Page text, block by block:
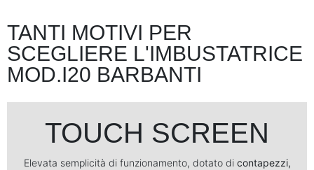
TANTI MOTIVI PER
SCEGLIERE L'IMBUSTATRICE
MOD.I20 BARBANTI
TOUCH SCREEN
Elevata semplicità di funzionamento, dotato di contapezzi,